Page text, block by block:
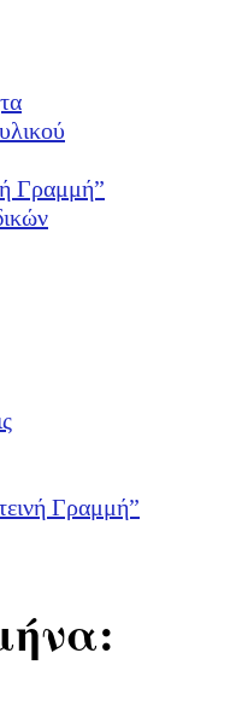
Γραμμή”
Γραμμή”